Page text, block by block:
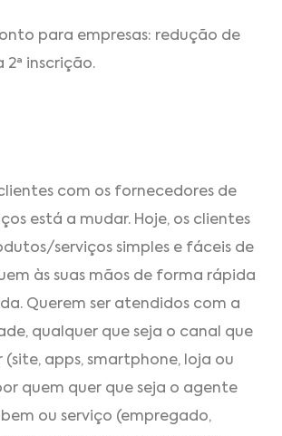
para empresas: redução de
2ª inscrição.
com os fornecedores de
está a mudar. Hoje, os clientes
serviços simples e fáceis de
às suas mãos de forma rápida
Querem ser atendidos com a
qualquer que seja o canal que
apps, smartphone, loja ou
quem quer que seja o agente
ou serviço (empregado,